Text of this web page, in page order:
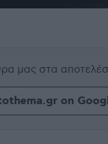
μας στα
on